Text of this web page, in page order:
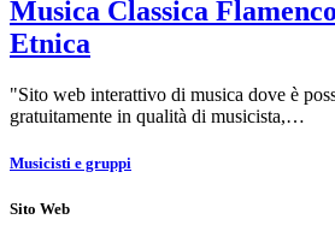
Musica Classica
Etnica
"Sito web interattivo di musica dove è
gratuitamente in qualità di musicista,…
Musicisti e gruppi
Sito Web